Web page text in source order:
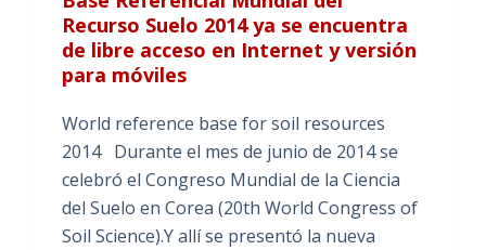
Recurso Suelo 2014 ya se encuentra
de libre acceso en Internet y versión
para móviles
World reference base for soil resources
2014 Durante el mes de junio de 2014 se
celebró el Congreso Mundial de la Ciencia
del Suelo en Corea (20th World Congress of
Soil Science).Y allí se presentó la nueva